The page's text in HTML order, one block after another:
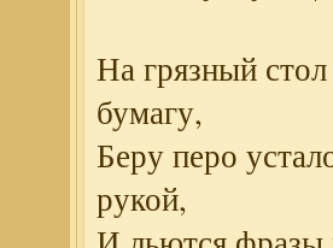
На грязный
бумагу,
Беру перо
рукой,